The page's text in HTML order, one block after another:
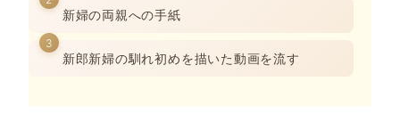
新婦の両親への手紙
新郎新婦の馴れ初めを描いた動画を流す